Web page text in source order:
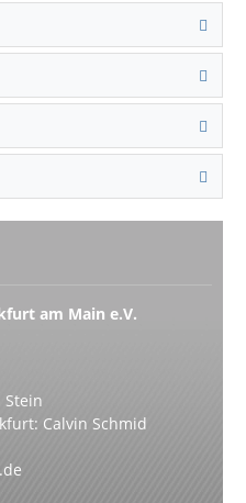
am Main e.V.
Calvin Schmid